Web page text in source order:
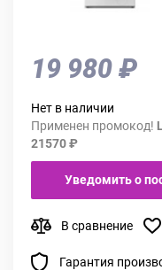
19 980 ₽
Нет в наличии
Применен промокод!
21570 ₽
Уведомить о
В сравнение
Гарантия